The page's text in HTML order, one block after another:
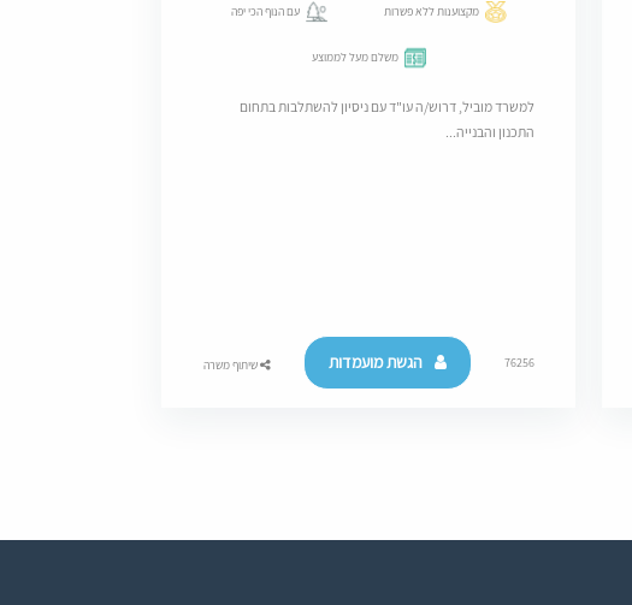
מקצוענות ללא פשרות עם הנוף הכי יפה
משלם מעל לממוצע
למשרד מוביל, דרוש/ה עו"ד עם ניסיון להשתלבות בתחום
התכנון והבנייה...
76256 הגשת מועמדות שיתוף משרה